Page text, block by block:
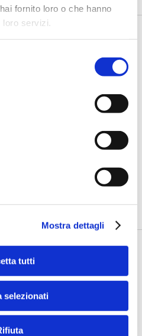
fornito loro o che hanno
servizi.
Mostra dettagli
tutti
selezionati
2024
Per gli istituti bancari,